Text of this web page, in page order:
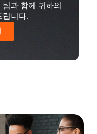
과 함께 귀하의
립니다.